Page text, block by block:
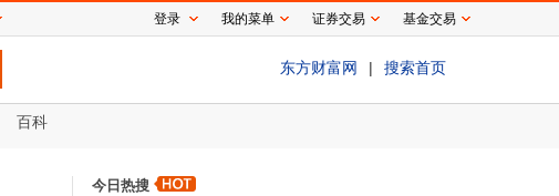
东方财富网 | 搜索首页
百科
今日热搜
登录 我的菜单 证券交易 基金交易